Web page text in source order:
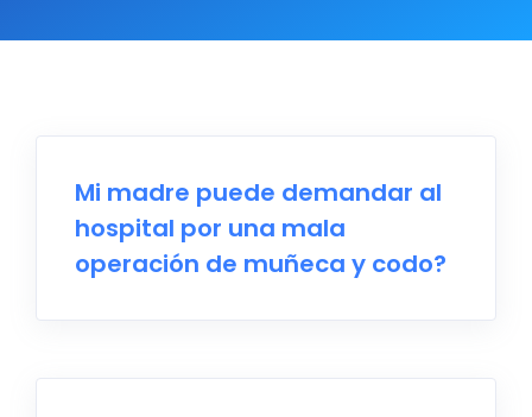
Mi madre puede demandar al
hospital por una mala
operación de muñeca y codo?